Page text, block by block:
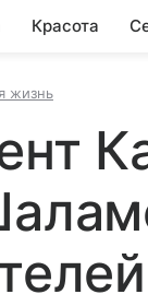
Красота
жизнь